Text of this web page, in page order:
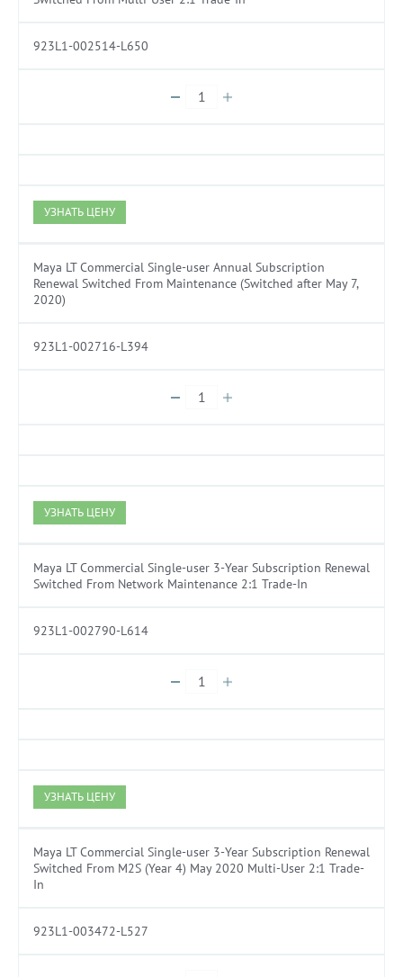
923L1-002514-L650
УЗНАТЬ ЦЕНУ
Maya LT Commercial Single-user Annual Subscription
Renewal Switched From Maintenance (Switched after May 7,
2020)
923L1-002716-L394
УЗНАТЬ ЦЕНУ
Maya LT Commercial Single-user 3-Year Subscription Renewal
Switched From Network Maintenance 2:1 Trade-In
923L1-002790-L614
УЗНАТЬ ЦЕНУ
Maya LT Commercial Single-user 3-Year Subscription Renewal
Switched From M2S (Year 4) May 2020 Multi-User 2:1 Trade-
In
923L1-003472-L527